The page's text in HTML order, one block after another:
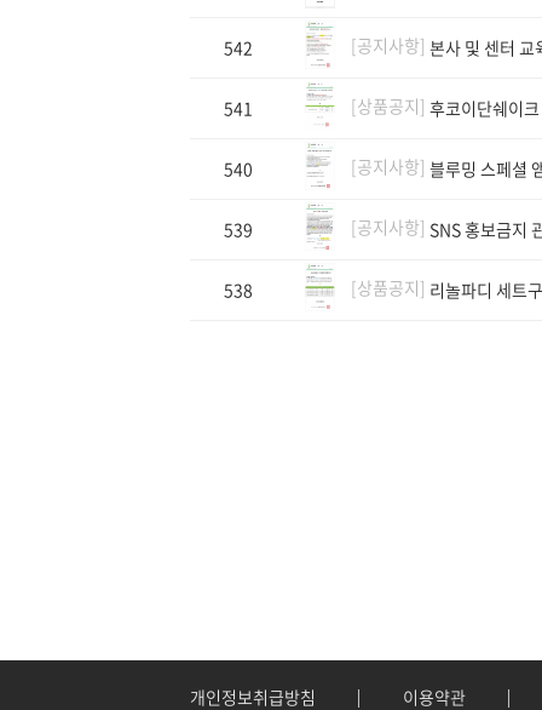
542 [공지사항] 본사 및 센터 교
541 [상품공지] 후코이단쉐이
540 [공지사항] 블루밍 스페셜
539 [공지사항] SNS 홍보금지
538 [상품공지] 리놀파디 세트
개인정보취급방침 이용약관